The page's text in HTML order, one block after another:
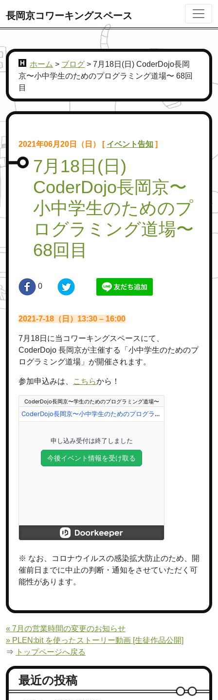
長岡京コワーキングスペース
ホーム > ブログ > 7月18日(日) CoderDojo長岡
京〜小中学生のためのプログラミング道場〜 68回
目
2021年06月20日（日） [ イベント告知 ]
7月18日(日)
CoderDojo長岡京〜
小中学生のためのプ
ログラミング道場〜
68回目
0
2021-7-18（日）13:30 – 16:00
7月18日に当コワーキングスペースにて、
CoderDojo 長岡京が主催する「小中学生のためのプ
ログラミング道場」が開催されます。
参加申込みは、 こちらから！
※ なお、コロナウイルスの感染拡大防止のため、開
催前日までに中止の判断・通知をさせていただく可
能性があります。
« 7月の営業時間の変更のお知らせ
» PLEN:bit を使ったストーリー動画 [生徒作品公開]
⇒
トップページへ戻る
最近の投稿